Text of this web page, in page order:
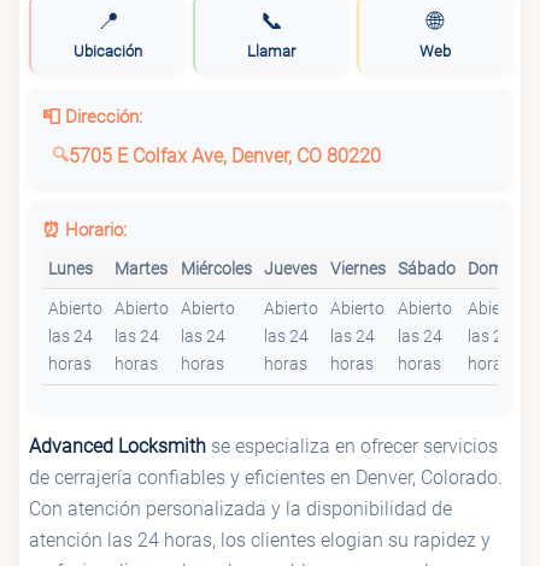
📍
Ubicación
📞
Llamar
🌐
Web
📮 Dirección:
5705 E Colfax Ave, Denver, CO 80220
⏰ Horario:
Lunes Martes Miércoles Jueves Viernes Sábado Domingo
Abierto
las 24
horas
Abierto
las 24
horas
Abierto
las 24
horas
Abierto
las 24
horas
Abierto
las 24
horas
Abierto
las 24
horas
Abierto
las 24
horas
Advanced Locksmith se especializa en ofrecer servicios
de cerrajería confiables y eficientes en Denver, Colorado.
Con atención personalizada y la disponibilidad de
atención las 24 horas, los clientes elogian su rapidez y